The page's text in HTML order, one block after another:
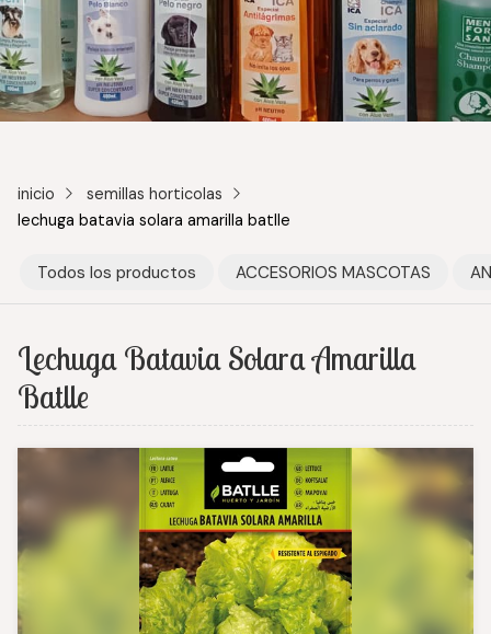
inicio
semillas horticolas
lechuga batavia solara amarilla batlle
Todos los productos ACCESORIOS MASCOTAS
Lechuga Batavia Solara Amarilla
Batlle